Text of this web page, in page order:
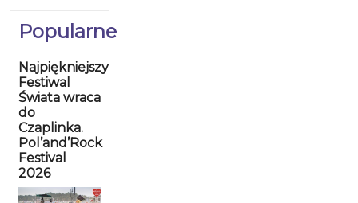
Popularne
Najpiękniejszy
Festiwal
Świata wraca
do
Czaplinka.
Pol’and’Rock
Festival
2026